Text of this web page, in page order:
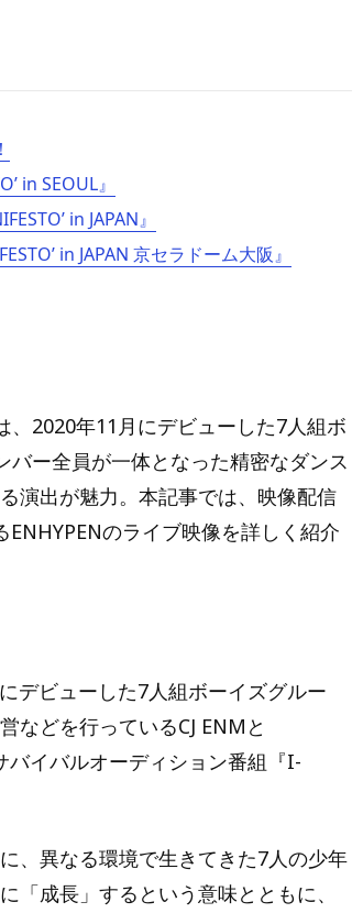
in SEOUL』
in JAPAN』
in JAPAN 京セラドーム大阪』
、2020年11月にデビューした7人組ボ
バー全員が一体となった精密なダンス
演出が魅力。本記事では、映像配信
のライブ映像を詳しく紹介
デビューした7人組ボーイズグルー
などを行っているCJ ENMと
イバルオーディション番組『I-
、異なる環境で生きてきた7人の少年
「成長」するという意味とともに、